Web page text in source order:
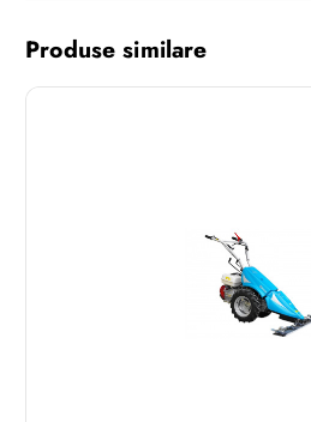
Produse similare